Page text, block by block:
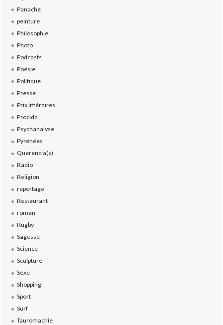
Panache
peinture
Philosophie
Photo
Podcasts
Poésie
Politique
Presse
Prix littéraires
Procida
Psychanalyse
Pyrénées
Querencia(s)
Radio
Religion
reportage
Restaurant
roman
Rugby
Sagesse
Science
Sculpture
Sexe
Shopping
Sport
Surf
Tauromachie